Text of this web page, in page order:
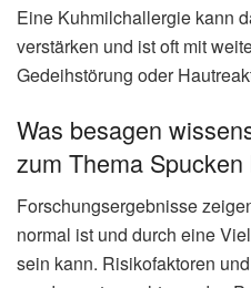
Eine Kuhmilchallergie kann
verstärken und ist oft mit
Gedeihstörung oder
Was besagen
zum Thema
Forschungsergebnisse
normal ist und durch eine
sein kann. Risikofaktoren